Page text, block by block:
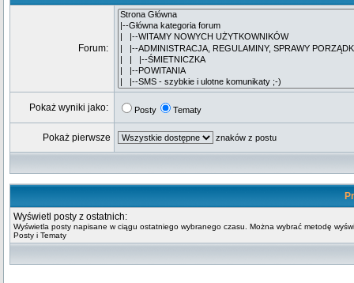
Forum:
Pokaż wyniki jako: Posty Tematy
Pokaż pierwsze znaków z postu
Wyświetl posty z ostatnich:
Wyświetla posty napisane w ciągu ostatniego wybranego czasu. Można wybrać metodę
Posty i Tematy